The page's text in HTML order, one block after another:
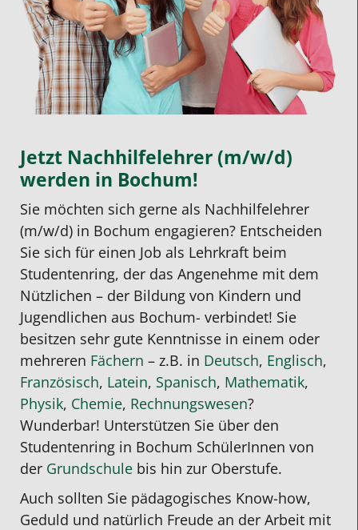
Jetzt Nachhilfelehrer (m/w/d)
werden in Bochum!
Sie möchten sich gerne als Nachhilfelehrer
(m/w/d) in Bochum engagieren? Entscheiden
Sie sich für einen Job als Lehrkraft beim
Studentenring, der das Angenehme mit dem
Nützlichen – der Bildung von Kindern und
Jugendlichen aus Bochum- verbindet! Sie
besitzen sehr gute Kenntnisse in einem oder
mehreren Fächern – z.B. in Deutsch, Englisch,
Französisch, Latein, Spanisch, Mathematik,
Physik, Chemie, Rechnungswesen?
Wunderbar! Unterstützen Sie über den
Studentenring in Bochum SchülerInnen von
der Grundschule bis hin zur Oberstufe.
Auch sollten Sie pädagogisches Know-how,
Geduld und natürlich Freude an der Arbeit mit